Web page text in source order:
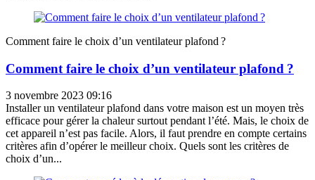
Comment faire le choix d’un ventilateur plafond ?
Comment faire le choix d’un ventilateur plafond ?
3 novembre 2023 09:16
Installer un ventilateur plafond dans votre maison est un moyen très
efficace pour gérer la chaleur surtout pendant l’été. Mais, le choix de
cet appareil n’est pas facile. Alors, il faut prendre en compte certains
critères afin d’opérer le meilleur choix. Quels sont les critères de
choix d’un...